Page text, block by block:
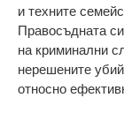
и техните
Правосъдната
на криминални
нерешените
относно